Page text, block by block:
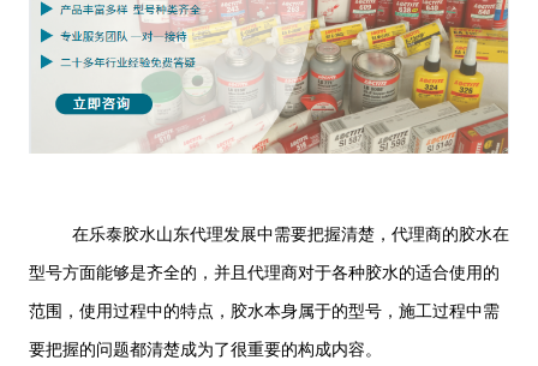
在乐泰胶水山东代理发展中需要把握清楚，代理商的胶水在
型号方面能够是齐全的，并且代理商对于各种胶水的适合使用的
范围，使用过程中的特点，胶水本身属于的型号，施工过程中需
要把握的问题都清楚成为了很重要的构成内容。